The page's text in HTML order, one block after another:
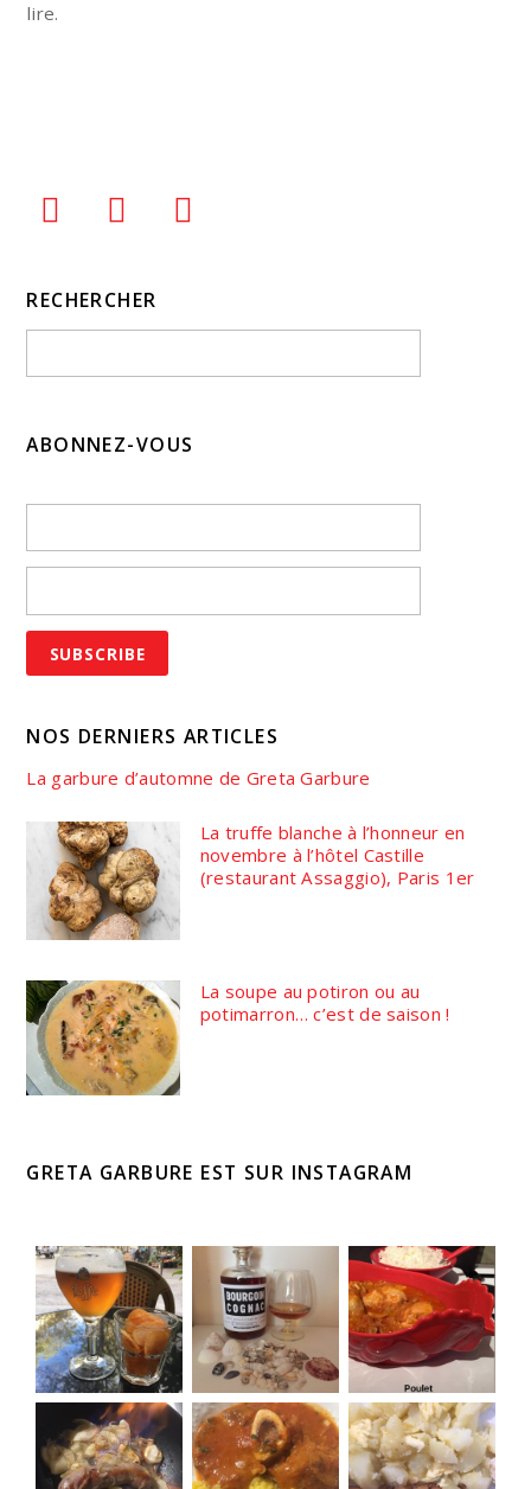
lire.
RECHERCHER
ABONNEZ-VOUS
NOS DERNIERS ARTICLES
La garbure d’automne de Greta Garbure
La truffe blanche à l’honneur en
novembre à l’hôtel Castille
(restaurant Assaggio), Paris 1er
La soupe au potiron ou au
potimarron… c’est de saison !
GRETA GARBURE EST SUR INSTAGRAM